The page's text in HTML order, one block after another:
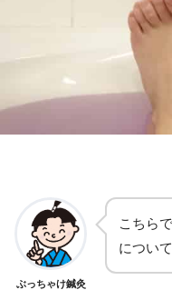
ぶっちゃけ鍼灸
こちら
につい